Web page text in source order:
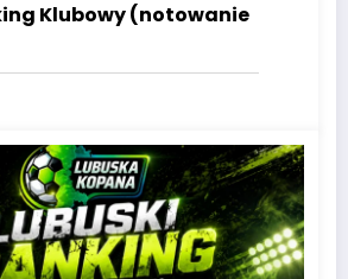
Klubowy (notowanie